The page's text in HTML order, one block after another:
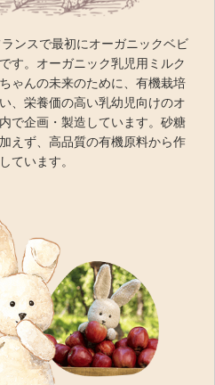
ンスで最初にオーガニックベビ
す。オーガニック乳児用ミルク
ゃんの未来のために、有機栽培
、栄養価の高い乳幼児向けのオ
で企画・製造しています。砂糖
えず、高品質の有機原料から作
ています。